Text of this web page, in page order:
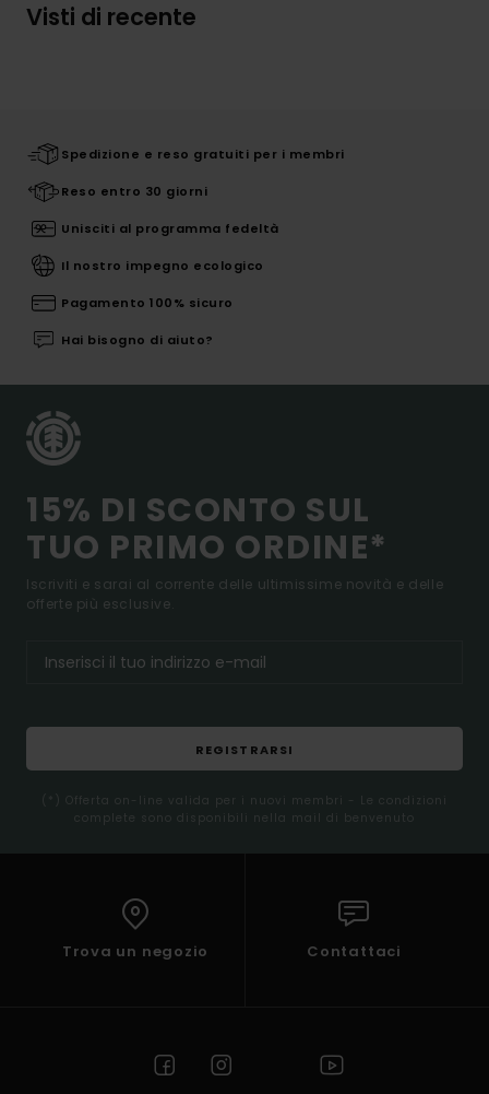
Visti di recente
Spedizione e reso gratuiti per i membri
Reso entro 30 giorni
Unisciti al programma fedeltà
Il nostro impegno ecologico
Pagamento 100% sicuro
Hai bisogno di aiuto?
15% DI SCONTO SUL
TUO PRIMO ORDINE*
Iscriviti e sarai al corrente delle ultimissime novità e delle
offerte più esclusive.
REGISTRARSI
(*) Offerta on-line valida per i nuovi membri - Le condizioni
complete sono disponibili nella mail di benvenuto
Trova un negozio Contattaci